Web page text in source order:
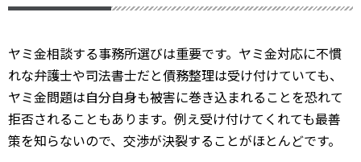
ヤミ金相談する事務所選びは重要です。ヤミ金対応に不慣
れな弁護士や司法書士だと債務整理は受け付けていても、
ヤミ金問題は自分自身も被害に巻き込まれることを恐れて
拒否されることもあります。例え受け付けてくれても最善
策を知らないので、交渉が決裂することがほとんどです。